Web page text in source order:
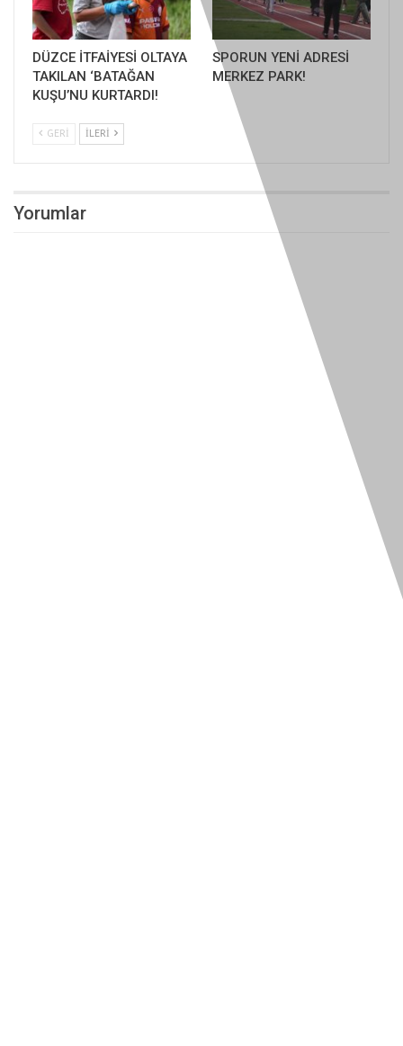
DÜZCE İTFAİYESİ OLTAYA
TAKILAN ‘BATAĞAN
KUŞU’NU KURTARDI!
SPORUN YENİ ADRESİ
MERKEZ PARK!
GERI İLERI
Yorumlar